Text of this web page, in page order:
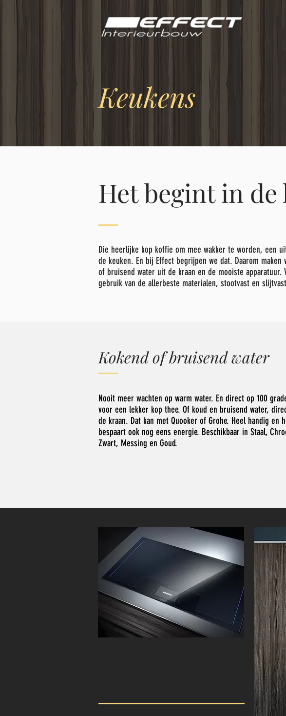
Keukens
Het begint in de
Die heerlijke kop koffie om mee wakker te worden, een
de keuken. En bij Effect begrijpen we dat. Daarom
of bruisend water uit de kraan en de mooiste
gebruik van de allerbeste materialen, stootvast en
Kokend of bruisend water
Nooit meer wachten op warm water. En direct op 100
voor een lekker kop thee. Of koud en bruisend water,
de kraan. Dat kan met Quooker of Grohe. Heel handig en
bespaart ook nog eens energie. Beschikbaar in Staal,
Zwart, Messing en Goud.